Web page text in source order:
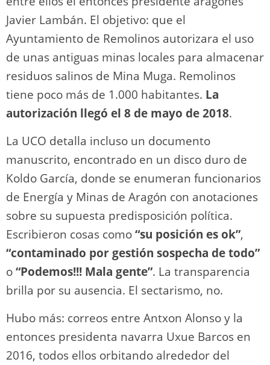
Javier Lambán. El objetivo: que el
Ayuntamiento de Remolinos autorizara el uso
de unas antiguas minas locales para almacenar
residuos salinos de Mina Muga. Remolinos
tiene poco más de 1.000 habitantes. La
autorización llegó el 8 de mayo de 2018.
La UCO detalla incluso un documento
manuscrito, encontrado en un disco duro de
Koldo García, donde se enumeran funcionarios
de Energía y Minas de Aragón con anotaciones
sobre su supuesta predisposición política.
Escribieron cosas como“su posición es ok”,
“contaminado por gestión sospecha de todo”
o“Podemos!!! Mala gente”. La transparencia
brilla por su ausencia. El sectarismo, no.
Hubo más: correos entre Antxon Alonso y la
entonces presidenta navarra Uxue Barcos en
2016, todos ellos orbitando alrededor del